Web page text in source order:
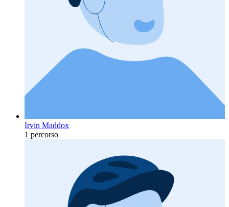
Irvin Maddox
1 percorso